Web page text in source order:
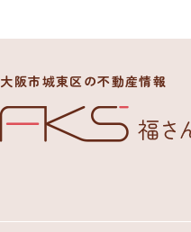
大阪市城東区の不動産情報